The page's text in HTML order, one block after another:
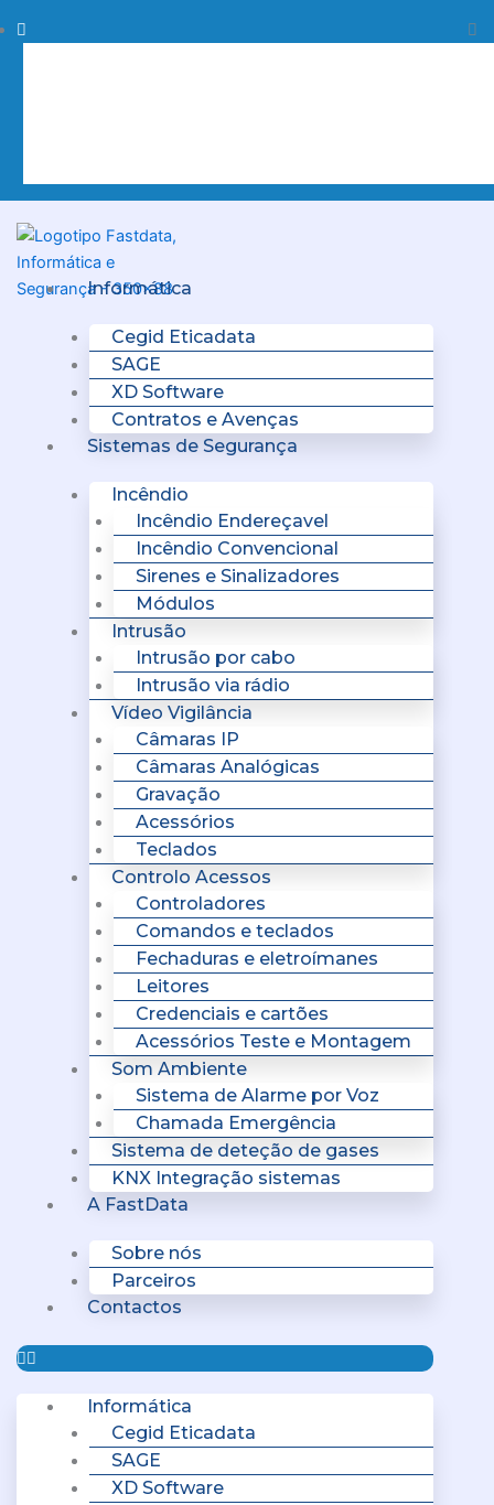
to
Procurar
Informática
Cegid Eticadata
SAGE
XD Software
Contratos e Avenças
Sistemas de Segurança
Incêndio
Incêndio Endereçavel
Incêndio Convencional
Sirenes e Sinalizadores
Módulos
Intrusão
Intrusão por cabo
Intrusão via rádio
Vídeo Vigilância
Câmaras IP
Câmaras Analógicas
Gravação
Acessórios
Teclados
Controlo Acessos
Controladores
Comandos e teclados
Fechaduras e eletroímanes
Leitores
Credenciais e cartões
Acessórios Teste e Montagem
Som Ambiente
Sistema de Alarme por Voz
Chamada Emergência
Sistema de deteção de gases
KNX Integração sistemas
A FastData
Sobre nós
Parceiros
Contactos
Menu
Informática
Cegid Eticadata
SAGE
XD Software